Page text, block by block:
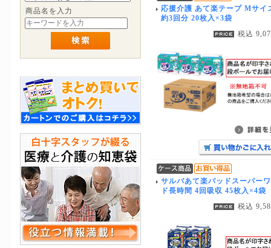
商品名を入力
応援介護 あて楽テープ Mサイ
約3回分 20枚入×3袋
税込
サルバあて楽パッドスーパー
ド長時間 4回吸収 45枚入×4袋
税込